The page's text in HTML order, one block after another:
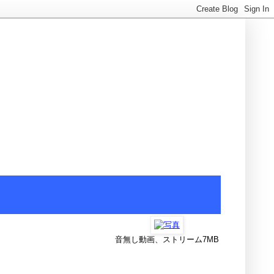
音無し動画、ストリーム7MB